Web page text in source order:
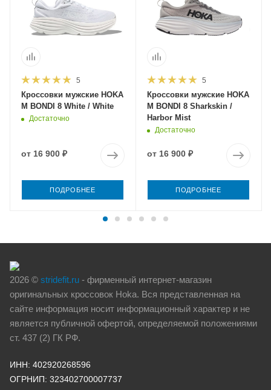
5
Кроссовки мужские HOKA
M BONDI 8 White / White
Достаточно
от 16 900 ₽
ПОДРОБНЕЕ
5
Кроссовки мужские HOKA
M BONDI 8 Sharkskin /
Harbor Mist
Достаточно
от 16 900 ₽
ПОДРОБНЕЕ
2026 © stridefit.ru - фирменный интернет-магазин
оригинальных кроссовок Hoka. Вся представленная на
сайте информация носит информационный характер и не
является публичной офертой, определяемой положениями
ст. 437 (2) ГК РФ.
ИНН: 402920268596
ОГРНИП: 323402700007737